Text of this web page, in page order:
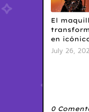
El
en
July 26,
0